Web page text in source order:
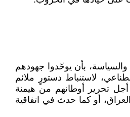
والسياسة، بأن يوحّدوا جهودهم
لاستنباط دستورٍ ملائم
أجل تحرير أوطانهم من هيمنة
أو كما حدث في اتفاقية